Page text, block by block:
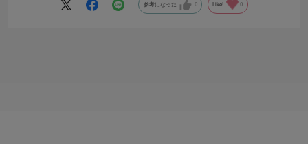
参考になった 0 Like! 0